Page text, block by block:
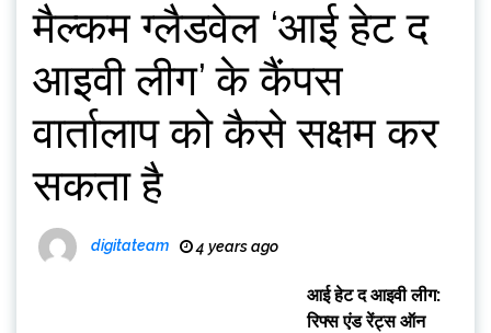
मैल्कम ग्लैडवेल ‘आई हेट द
आइवी लीग’ के कैंपस
वार्तालाप को कैसे सक्षम कर
सकता है
digitateam 4 years ago
आई हेट द आइवी लीग:
रिफ्स एंड रेंट्स ऑन